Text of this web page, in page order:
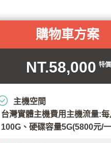
購物車方案
NT.58,000 特價
主機空間
台灣實體主機費用主機流量:每
100G、硬碟容量5G(5800元/